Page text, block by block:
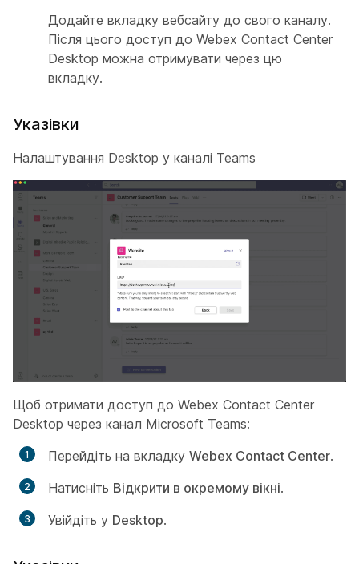
Додайте вкладку вебсайту до свого каналу.
Після цього доступ до Webex Contact Center
Desktop можна отримувати через цю
вкладку.
Указівки
Налаштування Desktop у каналі Teams
Щоб отримати доступ до Webex Contact Center
Desktop через канал Microsoft Teams:
Перейдіть на вкладку Webex Contact Center.
Натисніть Відкрити в окремому вікні.
Увійдіть у Desktop.